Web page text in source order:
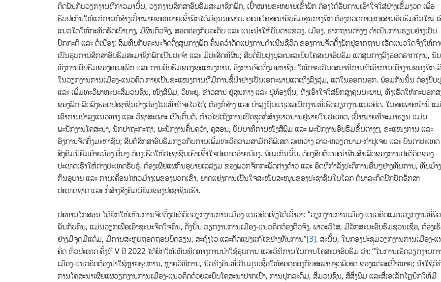
ຕິດພັນກັບວຽກງານທີ່ກ່າວມານັ້ນ, ວຽກງານສຶກສາອົບຮົມສະມາຊິກພັກ, ເປົ້າໝາຍຂະຫຍາຍເຂົ້າພັກ ຕ້ອງໄດ້ຮັບການເອົາໃຈໃສ່ຢ່າງເຂັ້ມງວດ ເພື່ອ
ຮັບປະກັນໃຫ້ແກ່ການກໍ່ສ້າງເປົ້າໝາຍຂະຫຍາຍເຂົ້າພັກໄດ້ມີຄຸນນະພາບ. ຄະນະໂຄສະນາອົບຮົມສູນກາງພັກ ຕ້ອງກວດກາເອກະສານອົບຮົມຄືນໃໝ່
ແນວໃດໃຫ້ກະທັດຮັດເບົາບາງ, ມີຜົນຕົວຈິງ, ສອດຄ່ອງກັບລະດັບ ແລະ ແນະນໍາໃຫ້ບັນ​ດາແຂວງ, ເມືອງ, ຮາກຖານຕ່າງໆ ດຳເນີນການຮຽນຢ່າງເປັນ
ປົກກະຕິ ແລະ ຕໍ່ເນື່ອງ; ສົມທົບກັບຄະນະຈັດຕັ້ງສູນກາງພັກ ຄົ້ນຄວ້າດັດແປງການດຳເນີນຊີວິດ ຂອງການຈັດຕັ້ງພັກຢູ່ຮາກຖານ ເຮັດແນວໃດຈຶ່ງໃຫ້ກ
ເປັນຮູບການສຶກສາອົບຮົມສະມາຊິກພັກເປັນປະຈຳ ແລະ ມີປະສິດທິຜົນ; ສືບຕໍ່ປັບປຸງບູລະນະລະບົບໂຄສະນາອົບຮົມ ແຕ່ສູນກາງລົງຮອດຮາກຖານ, ນັບ
ທັງການອົບຮົມຂອງຄະນະພັກ ແລະ ການອົບຮົມຂອງຂະແໜງການ, ອົງການຈັດຕັ້ງມະຫາຊົນ ໃຫ້ກາຍເປັນເສນາທິການທີ່ເອົາການເອົາງານຂອງພັກ-
ໃນວຽກງານການເມືອງ-ແນວຄິດ ກາຍເປັນຂະແໜງການທີ່ມີການຊີ້ນຳຢ່າງເປັນເອກະພາບແຕ່ເທິງລົງລຸ່ມ, ແຕ່ໃນອອກນອກ. ພ້ອມກັນນັ້ນ ຕ້ອງປັບ
ແລະ ເພີ່ມທະວີພາຫະນະສື່ມວນຊົນ, ໜັງສືພິມ, ວິທະຍຸ, ຂ່າວສານ ຢູ່ສູນກາງ ແລະ ຢູ່ທ້ອງຖິ່ນ, ທັງເອົາໃຈໃສ່ຍົກສູງຄຸນນະພາບ, ທັງເຮັດໃຫ້ກະບອກສ
ຂອງພັກ-ລັດລົງຮອດປະຊາຊົນຢ່າງວ່ອງໄວເທົ່າທີ່ຈະໄວໄດ້; ຕ້ອງກໍ່ສ້າງ ແລະ ບຳລຸງຖັນແຖວພະນັກງານທີ່ເຮັດວຽກງານແນວຄິດ. ໃນສະເພາະໜ້ານີ້ ແ
ເອົາການບຳລຸງແນວທາງ ແລະ ວິຊາສະເພາະ ເປັນຕົ້ນຕໍ, ກ້າວໄປເຖິງການເປີດຊຸດກໍ່ສ້າງຍາວນານຢູ່ພາຍໃນປະເທດ, ເປົ້າໝາຍທີ່ຈະມາຮຽນ ແມ່ນ
ພະນັກງານໂຄສະນາ, ນັກປາຖະກະຖາ, ພະນັກງານຄົ້ນຄວ້າ, ຄູສອນ, ບັນນາທິການໜັງສືພິມ ແລະ ພະນັກງານອົບຮົມຂັ້ນຕ່າງໆ, ຂະແໜງການ ແລະ
ອົງການຈັດຕັ້ງມະຫາຊົນ; ສືບຕໍ່ສຶກສາອົບຮົມກ່ຽວກັບການເພີ່ມທະວີຄວາມສາມັກຄີພິເສດ ລະຫວ່າງ ລາວ-ຫວຽດນາມ-ກຳປູເຈຍ ແລະ ບັນດາປະເທດ
ສັງຄົມນິຍົມອ້າຍນ້ອງ ອື່ນໆ ຕ້ອງເຮັດໃຫ້ປະຊາຊົນເຮົາເຂົ້າໃຈປະເທດອ້າຍນ້ອງ. ພ້ອມກັນນັ້ນ, ຕ້ອງສືບຕໍ່ແນະນໍາຜົນສຳເລັດຂອງການປະຕິວັດຂອງ
ປະເທດເຮົາໃຫ້ຕ່າງປະເທດຮັບຮູ້. ຕ້ອງເຜີຍແຜ່ກົນອຸບາຍເລ່ລ່ຽມ ຂອງພວກຈັກກະພັດຕ່າງດ້າວ ແລະ ອິດທິກຳລັງປະຕິການອື່ນໆຢ່າງທັນການ, ທັບມ້າງ
ກົນອຸບາຍ ແລະ ການເຄື່ອນໄຫວມ້າງເພຂອງພວກເຂົາ, ຍາດແຍ່ງການເປັນໃຈສະໜັບສະໜູນຂອງປະຊາຊົນໃນໂລກ ຕໍ່ພາລະກິດປົກປັກຮັກສາ
ປະເທດຊາດ ແລະ ກໍ່ສ້າງສັງຄົມນິຍົມຂອງປະຊາຊົນເຮົາ.
ປະທານໄກສອນ ໄດ້ຍົກໃຫ້ເຫັນການຈັດຕັ້ງປະຕິບັດວຽກງານການເມືອງ-ແນວຄິດເຊິ່ງໄດ້ເວົ້າວ່າ: “ວຽກງານການເມືອງ-ແນວຄິດແມ່ນ​ວຽກ​ງານ​ທີ່​ພົວ​
ພັນ​ກັບ​ຄົນ, ແມ່ນ​ວຽກ​ເພື່ອ​ເອົາ​ຊະ​ນະ​ຈິດ​ໃຈ​ຄົນ, ດັ່ງ​ນັ້ນ ວຽກ​ງານ​ການ​ເມືອງ-ແນວ​ຄິດ​ຕ້ອງ​ຕົວ​ຈິງ, ພາ​ວະ​ວິ​ໄສ, ມີ​ລັກ​ສະ​ນະ​ອົບ​ຮົມ​ຊວນ​ເຊື່ອ, ຕ້ອງ​ເ
ຢ່າງ​ມີ​ຈຸດ​ມີ​ແຕ້ມ, ມີ​ການ​ສະ​ຫຼຸບ​ຖອດ​ຖອນ​ບົດ​ຮຽນ, ສະ​ດຸ້ງ​ໄວ ແລະ​ດັດ​ແປງ​ແກ້​ໄຂ​ຢ່າງ​ທັນ​ການ”[3]. ສະນັ້ນ, ໃນ​ກອງ​ປະ​ຊຸມ​ວຽກ​ງານ​ການ​ເມືອງ-
ຄິດ ທົ່ວ​ປະ​ເທດ ຄັ້ງ​ທີ V ປີ 2022 ໄດ້​ຍົກ​ໃຫ້​ເຫັນ​ທິດ​ທາງ​ການ​ນຳ​ໃຊ້​ຮູບ​ການ ແລະ​ວິ​ທີ​ການ​ໃນ​ການ​ໂຄ​ສະ​ນາ​ອົບ​ຮົມ ວ່າ: “​ໃນ​ການ​ເຮັດ​ວຽກ​ງານ​ກ
ເມືອງ​-ແນວ​ຄິດ​ຕ້ອງ​ນຳ​ໃຊ້​ຫຼາຍ​ຮູບ​ການ, ຫຼາຍ​ວິ​ທີ​ການ, ນັບ​ທັງ​ອັນ​ທີ່​ເປັນ​ມູນ​ເຊື້ອ​ໃຫ້​ສອດ​ຄ່ອງ​ກັບ​ສະ​ພາບ​ຈຸດ​ພິ​ເສດ​ ຂອງແຕ່​ລະ​ເປົ້າ​ໝາຍ; ນຳ​ໃຊ້​ວິ​
ການ​ໂຄ​ສະ​ນາ​ເຜີຍ​ແຜ່​ວຽກ​ງານ​ການ​ເມືອງ-ແນວ​ຄິດ​ດ້ວຍ​ລະ​ບົບ​ໂຄ​ສະ​ນາ​ປາກ​ເປົ່າ, ການ​ປຸກ​ລະ​ດົມ, ສື່ມວນ​ຊົນ, ສື່​ສິ່ງ​ພິມ ແລະ​ສື່​ເອ​ເລັກ​ໂຕຼນິກ​ໃຫ້​ມີ​